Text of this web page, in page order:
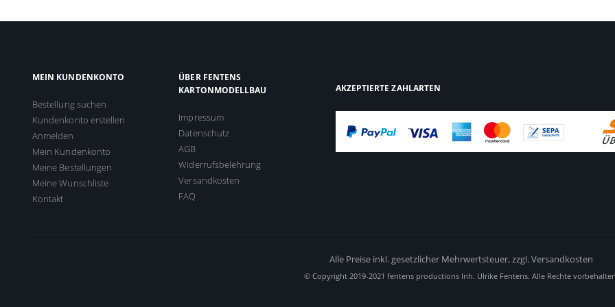
MEIN KUNDENKONTO
Bestellung suchen
Kundenkonto erstellen
Anmelden
Mein Kundenkonto
Meine Bestellungen
Meine Wunschliste
Kontakt
ÜBER FENTENS
KARTONMODELLBAU
Impressum
Datenschutz
AGB
Widerrufsbelehrung
Versandkosten
FAQ
AKZEPTIERTE ZAHLARTEN
Alle Preise inkl. gesetzlicher Mehrwertsteuer,zzgl. Versandkosten
© Copyright 2019-2021 fentens productions Inh. Ulrike Fentens. Alle Rechte